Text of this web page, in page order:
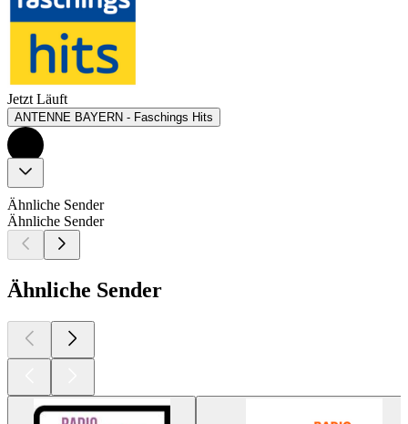
Jetzt Läuft
ANTENNE BAYERN - Faschings Hits
Ähnliche Sender
Ähnliche Sender
Ähnliche Sender